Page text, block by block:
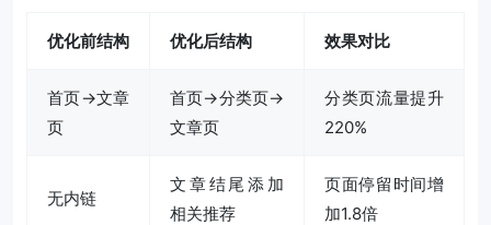
优化前结构 优化后结构 效果对比
首页→文章
页
首页→分类页→
文章页
分类页流量提升
220%
无内链
文章结尾添加
相关推荐
页面停留时间增
加1.8倍